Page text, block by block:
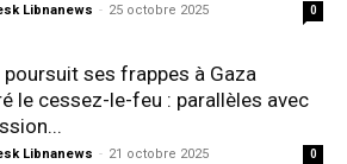
Libnanews - 25 octobre 2025 0
poursuit ses frappes à Gaza
le cessez-le-feu : parallèles avec
Libnanews - 21 octobre 2025 0